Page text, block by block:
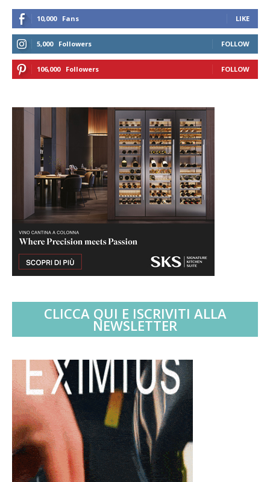
10,000 Fans LIKE
5,000 Followers FOLLOW
106,000 Followers FOLLOW
CLICCA QUI E ISCRIVITI ALLA
NEWSLETTER